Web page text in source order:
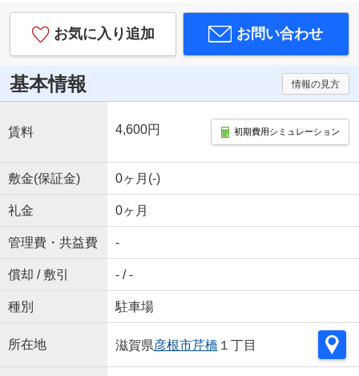
お気に入り追加 お問い合わせ
基本情報 情報の見方
賃料 4,600円 初期費用シミュレーション
敷金(保証金) 0ヶ月(-)
礼金 0ヶ月
管理費・共益費 -
償却 / 敷引 - / -
種別 駐車場
所在地 滋賀県彦根市芹橋 １丁目